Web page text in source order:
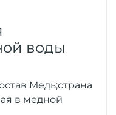
воды
Медь;страна
в медной